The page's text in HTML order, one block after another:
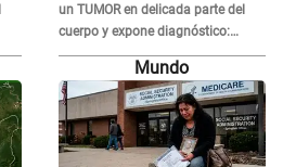
un TUMOR en delicada parte del
cuerpo y expone diagnóstico:
"Dolores muy fuertes..."
Mundo